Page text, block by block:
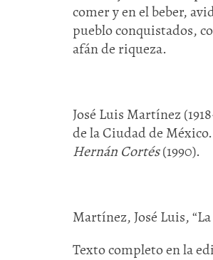
comer y en el beber,
pueblo conquistados,
afán de riqueza.
José Luis Martínez
de la Ciudad de
Hernán Cortés(1990).
Martínez, José Luis,
Texto completo en la